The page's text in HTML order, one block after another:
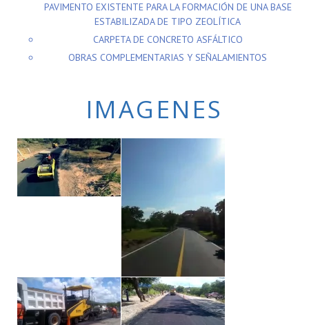
PAVIMENTO EXISTENTE PARA LA FORMACIÓN DE UNA BASE
ESTABILIZADA DE TIPO ZEOLÍTICA
CARPETA DE CONCRETO ASFÁLTICO
OBRAS COMPLEMENTARIAS Y SEÑALAMIENTOS
IMAGENES